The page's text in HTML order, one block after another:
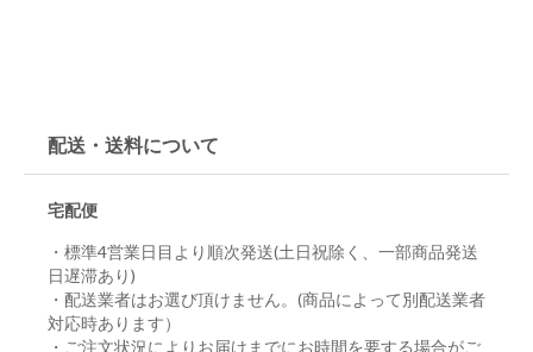
配送・送料について
宅配便
・標準4営業日目より順次発送(土日祝除く、一部商品発送
日遅滞あり)
・配送業者はお選び頂けません。(商品によって別配送業者
対応時あります）
・ご注文状況によりお届けまでにお時間を要する場合がご